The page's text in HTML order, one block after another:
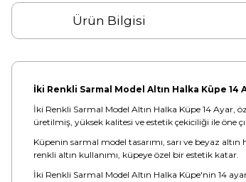
Ürün Bilgisi
İki Renkli Sarmal Model Altın Halka Küpe 14
İki Renkli Sarmal Model Altın Halka Küpe 14 Ayar,
üretilmiş, yüksek kalitesi ve estetik çekiciliği ile öne
Küpenin sarmal model tasarımı, sarı ve beyaz
renkli altın kullanımı, küpeye özel bir estetik katar.
İki Renkli Sarmal Model Altın Halka Küpe'nin 14 ayar